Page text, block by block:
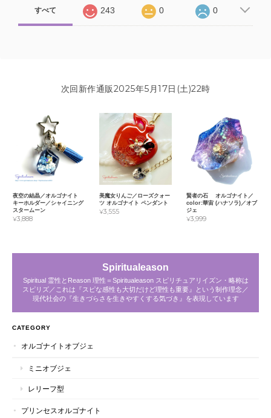
すべて 243 0 0
次回新作通販2025年5月17日(土)22時
夜空の結晶／オルゴナイト
キーホルダー／シャイニング
スタームーン
¥3,888
美魔女りんご／ローズクォー
ツ オルゴナイト ペンダント
¥3,555
賢者の石 オルゴナイト／
color:華宙 (ハナソラ)／オブ
ジェ
¥3,999
Spiritualeason
Spiritual 霊性とReason 理性＝Spiritualeason スピリチュアリイズン・略称は
スピリズ／これは『スピな感性も大切だけど理性も重要』という制作理念／
現代社会の『生きづらさを生きやすくする気づき』を表現しています
CATEGORY
オルゴナイトオブジェ
ミニオブジェ
レリーフ型
プリンセスオルゴナイト